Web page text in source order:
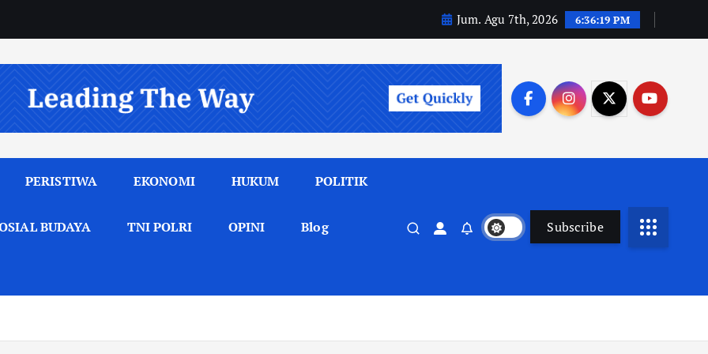
Jum. Agu 7th, 2026 6:36:21 PM
PERISTIWA EKONOMI HUKUM POLITIK
BUDAYA TNI POLRI OPINI Blog Subscribe